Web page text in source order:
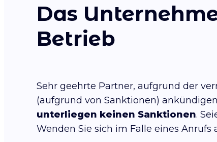
Das
Betrieb
Sehr geehrte Partner, aufgrund der
(aufgrund von Sanktionen)
unterliegen keinen Sanktionen.
Wenden Sie sich im Falle eines